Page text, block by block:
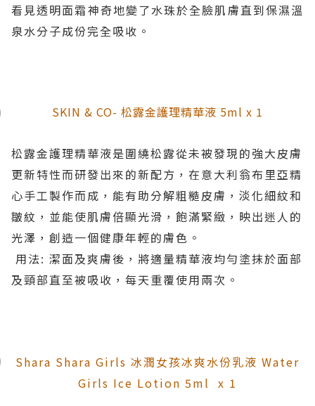
看見透明面霜神奇地變了水珠於全臉肌膚直到保濕溫
泉水分子成份完全吸收。
SKIN & CO- 松露金護理精華液 5ml x 1
松露金護理精華液是圍繞松露從未被發現的強大皮膚
更新特性而研發出來的新配方，在意大利翁布里亞精
心手工製作而成，能有助分解粗糙皮膚，淡化細紋和
皺紋，並能使肌膚倍顯光滑，飽滿緊緻，映出迷人的
光澤，創造一個健康年輕的膚色。
用法: 潔面及爽膚後，將適量精華液均勻塗抹於面部
及頸部直至被吸收，每天重覆使用兩次。
Shara Shara Girls 冰潤女孩冰爽水份乳液 Water
Girls Ice Lotion 5ml x 1